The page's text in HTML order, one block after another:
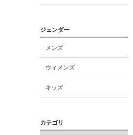
ジェンダー
メンズ
ウィメンズ
キッズ
カテゴリ